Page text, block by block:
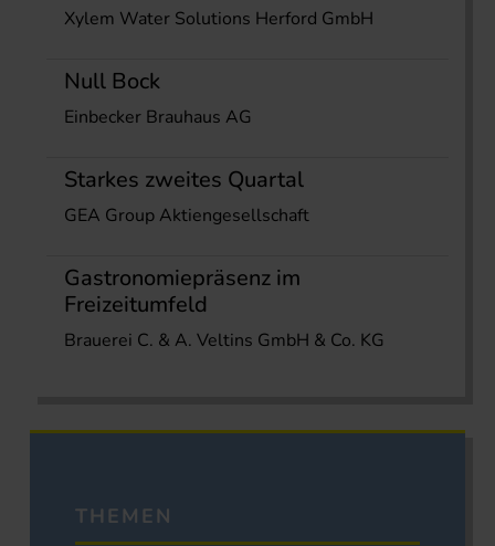
Xylem Water Solutions Herford GmbH
Null Bock
Einbecker Brauhaus AG
Starkes zweites Quartal
GEA Group Aktiengesellschaft
Gastronomiepräsenz im
Freizeitumfeld
Brauerei C. & A. Veltins GmbH & Co. KG
THEMEN